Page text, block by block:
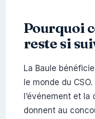
Pourquoi
reste si
La Baule
le monde du
l’événement et
donnent au